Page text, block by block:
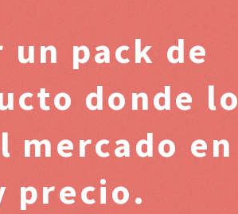
pack de
donde lo
mercado en
precio.